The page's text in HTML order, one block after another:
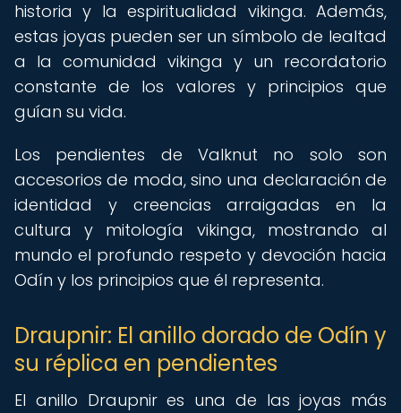
historia y la espiritualidad vikinga. Además,
estas joyas pueden ser un símbolo de lealtad
a la comunidad vikinga y un recordatorio
constante de los valores y principios que
guían su vida.
Los pendientes de Valknut no solo son
accesorios de moda, sino una declaración de
identidad y creencias arraigadas en la
cultura y mitología vikinga, mostrando al
mundo el profundo respeto y devoción hacia
Odín y los principios que él representa.
Draupnir: El anillo dorado de Odín y
su réplica en pendientes
El anillo Draupnir es una de las joyas más